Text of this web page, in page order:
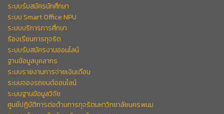
ระบบรับสมัครนักศึกษา
ระบบ Smart Office NPU
ระบบบริการการศึกษา
ร้องเรียนการทุจริต
ระบบรับสมัครงานออนไลน์
ฐานข้อมูลบุคลากร
ระบบรายงานการจ่ายเงินเดือน
ระบบจองรถยนต์ออนไลน์
ระบบฐานข้อมูลวิจัย
ศูนย์ปฏิบัติการต่อต้านการทุจริตมหาวิทยาลัยนครพนม